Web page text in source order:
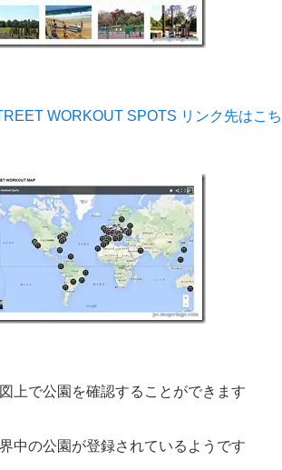
WORKOUT SPOTS リンク先はこ
上で公園を確認することができます
中の公園が登録されているようです